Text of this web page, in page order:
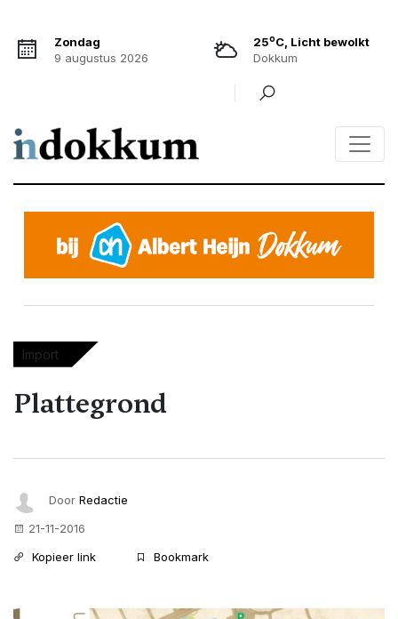
Zondag
9 augustus 2026
25oC, Licht bewolkt
Dokkum
Import
Plattegrond
Door Redactie
21-11-2016
Kopieer link
Bookmark